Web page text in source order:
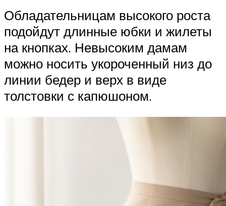
Обладательницам высокого роста
подойдут длинные юбки и жилеты
на кнопках. Невысоким дамам
можно носить укороченный низ до
линии бедер и верх в виде
толстовки с капюшоном.